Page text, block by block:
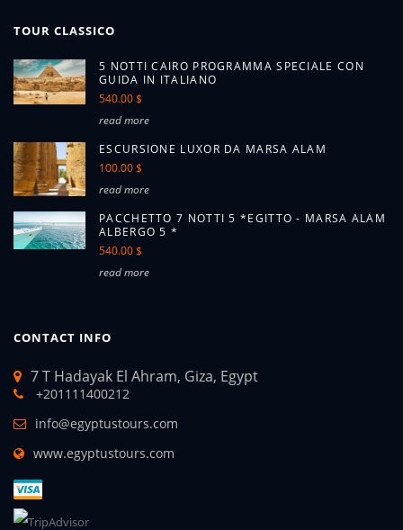
TOUR CLASSICO
5 NOTTI CAIRO PROGRAMMA SPECIALE CON
GUIDA IN ITALIANO
540.00 $
read more
ESCURSIONE LUXOR DA MARSA ALAM
100.00 $
read more
PACCHETTO 7 NOTTI 5 *EGITTO - MARSA ALAM
ALBERGO 5 *
540.00 $
read more
CONTACT INFO
7 T Hadayak El Ahram, Giza, Egypt
+201111400212
info@egyptustours.com
www.egyptustours.com